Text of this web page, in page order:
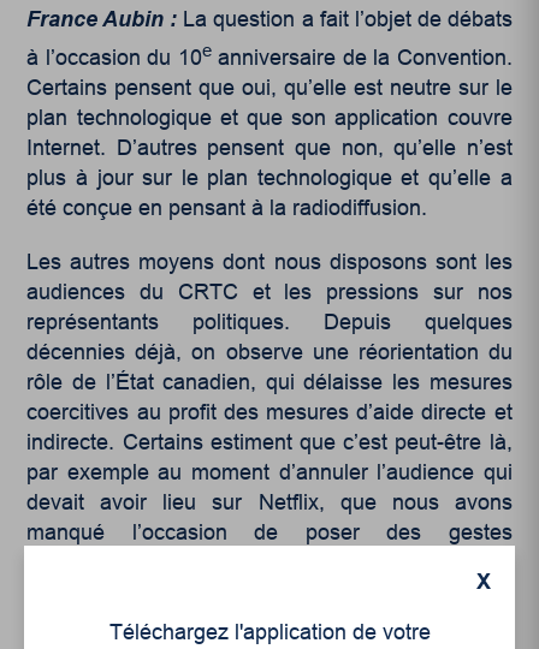
France Aubin : La question a fait l’objet de débats
à l’occasion du 10eanniversaire de la Convention.
Certains pensent que oui, qu’elle est neutre sur le
plan technologique et que son application couvre
Internet. D’autres pensent que non, qu’elle n’est
plus à jour sur le plan technologique et qu’elle a
été conçue en pensant à la radiodiffusion.
Les autres moyens dont nous disposons sont les
audiences du CRTC et les pressions sur nos
représentants politiques. Depuis quelques
décennies déjà, on observe une réorientation du
rôle de l’État canadien, qui délaisse les mesures
coercitives au profit des mesures d’aide directe et
indirecte. Certains estiment que c’est peut-être là,
par exemple au moment d’annuler l’audience qui
devait avoir lieu sur Netflix, que nous avons
manqué l’occasion de poser des gestes
X
Téléchargez l'application de votre